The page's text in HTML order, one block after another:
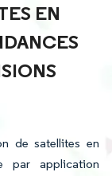
EN
de satellites en
par application